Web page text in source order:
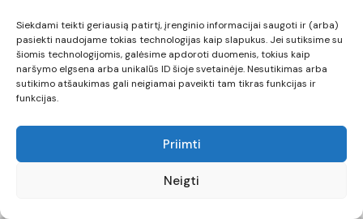
Siekdami teikti geriausią patirtį, įrenginio informacijai saugoti ir (arba)
pasiekti naudojame tokias technologijas kaip slapukus. Jei sutiksime su
šiomis technologijomis, galėsime apdoroti duomenis, tokius kaip
naršymo elgsena arba unikalūs ID šioje svetainėje. Nesutikimas arba
sutikimo atšaukimas gali neigiamai paveikti tam tikras funkcijas ir
funkcijas.
Priimti
Neigti